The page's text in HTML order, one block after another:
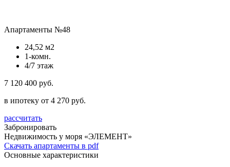
Апартаменты №48
24,52 м2
1-комн.
4/7 этаж
7 120 400 руб.
в ипотеку от 4 270 руб.
рассчитать
Забронировать
Недвижимость у моря «ЭЛЕМЕНТ»
Скачать апартаменты в pdf
Основные характеристики